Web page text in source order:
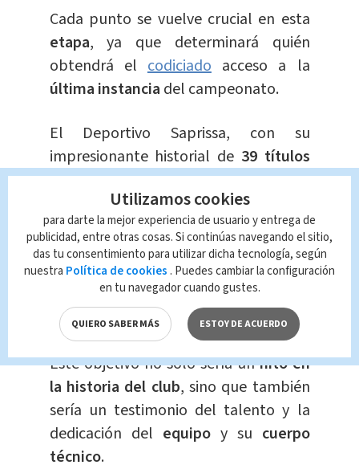
Cada punto se vuelve crucial en esta
etapa, ya que determinará quién
obtendrá el codiciadoacceso a la
última instancia del campeonato.
El Deportivo Saprissa, con su
impresionante historial de 39 títulos
nacionalesy su actual condición de
tricampeones, se encuentra en una
posición privilegiada para alcanzar un
logro mayúsculo: ganarcuatro ligas
consecutivasy así alcanzar la
emblemática marca de
campeonatos.
Este objetivo no solo sería unhito en
la historia del club, sino que también
sería un testimonio del talento y la
dedicación del equipo y su cuerpo
técnico.
Utilizamos cookies
para darte la mejor experiencia de usuario y entrega de
publicidad, entre otras cosas. Si continúas navegando el sitio,
das tu consentimiento para utilizar dicha tecnología, según
nuestra Política de cookies . Puedes cambiar la configuración
en tu navegador cuando gustes.
QUIERO SABER MÁS ESTOY DE ACUERDO